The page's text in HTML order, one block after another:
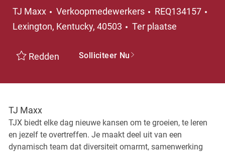
TJ Maxx Categorie
Verkoopmedewerkers REQ134157
Lexington, Kentucky, 40503
Ter plaatse
Redden Solliciteer Nu
TJ Maxx
TJX biedt elke dag nieuwe kansen om te groeien, te leren
en jezelf te overtreffen. Je maakt deel uit van een
dynamisch team dat diversiteit omarmt, samenwerking